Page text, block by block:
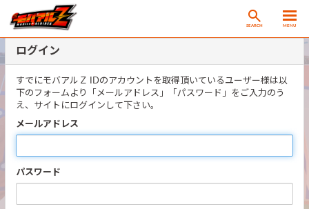
SEARCH MENU
ログイン
すでにモバアルＺ IDのアカウントを取得頂いているユーザー様は以
下のフォームより「メールアドレス」「パスワード」をご入力のう
え、サイトにログインして下さい。
メールアドレス
パスワード